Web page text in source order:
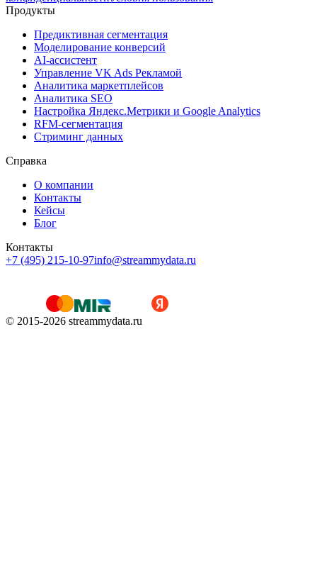
Продукты
Предиктивная сегментация
Моделирование конверсий
AI-ассистент
Управление VK Ads Рекламой
Аналитика маркетплейсов
Аналитика SEO
Настройка Яндекс.Метрики и Google Analytics
RFM-сегментация
Cтриминг данных
Справка
О компании
Контакты
Кейсы
Блог
Контакты
+7 (495) 215-10-97info@streammydata.ru
© 2015-2026 streammydata.ru